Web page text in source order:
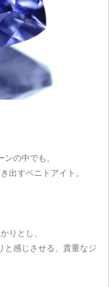
の中でも、
出すベニトアイト。
りとし、
と感じさせる、貴重なジ